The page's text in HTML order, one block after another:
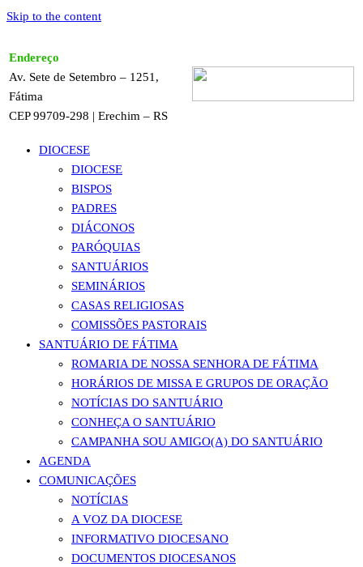
Skip to the content
Endereço
Av. Sete de Setembro – 1251,
Fátima
CEP 99709-298 | Erechim – RS
DIOCESE
DIOCESE
BISPOS
PADRES
DIÁCONOS
PARÓQUIAS
SANTUÁRIOS
SEMINÁRIOS
CASAS RELIGIOSAS
COMISSÕES PASTORAIS
SANTUÁRIO DE FÁTIMA
ROMARIA DE NOSSA SENHORA DE FÁTIMA
HORÁRIOS DE MISSA E GRUPOS DE ORAÇÃO
NOTÍCIAS DO SANTUÁRIO
CONHEÇA O SANTUÁRIO
CAMPANHA SOU AMIGO(A) DO SANTUÁRIO
AGENDA
COMUNICAÇÕES
NOTÍCIAS
A VOZ DA DIOCESE
INFORMATIVO DIOCESANO
DOCUMENTOS DIOCESANOS